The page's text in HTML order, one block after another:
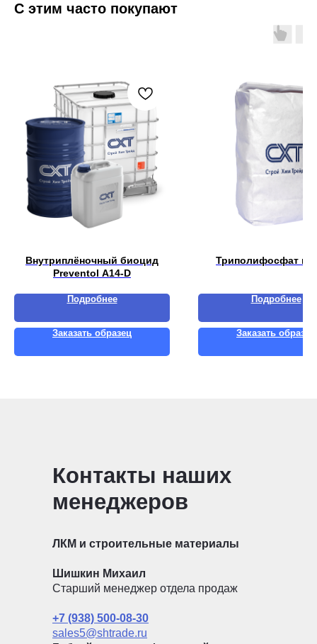
С этим часто покупают
Внутриплёночный биоцид
Preventol A14-D
Подробнее
Заказать образец
Триполифосфат
Подробнее
Заказать образец
Контакты наших
менеджеров
ЛКМ и строительные материалы
Шишкин Михаил
Старший менеджер отдела продаж
+7 (938) 500-08-30
sales5@shtrade.ru